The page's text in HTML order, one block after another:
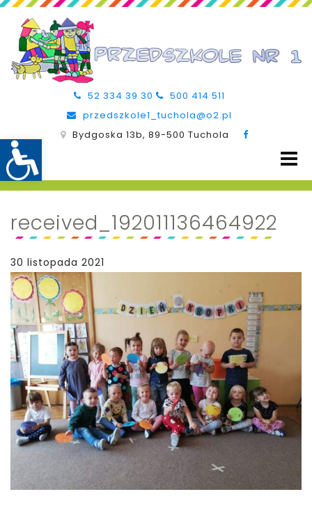
52 334 39 30
500 414 511
przedszkole1_tuchola@o2.pl
Bydgoska 13b, 89-500 Tuchola
received_192011136464922
30 listopada 2021